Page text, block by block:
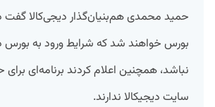
حمید محمدی هم‌بنیان‌گذار دیجی‌کالا گفت
بورس خواهند شد که شرایط ورود به بورس
نباشد، همچنین اعلام کردند برنامه‌ای برای
سایت‌ دیجیکالا ندارند.